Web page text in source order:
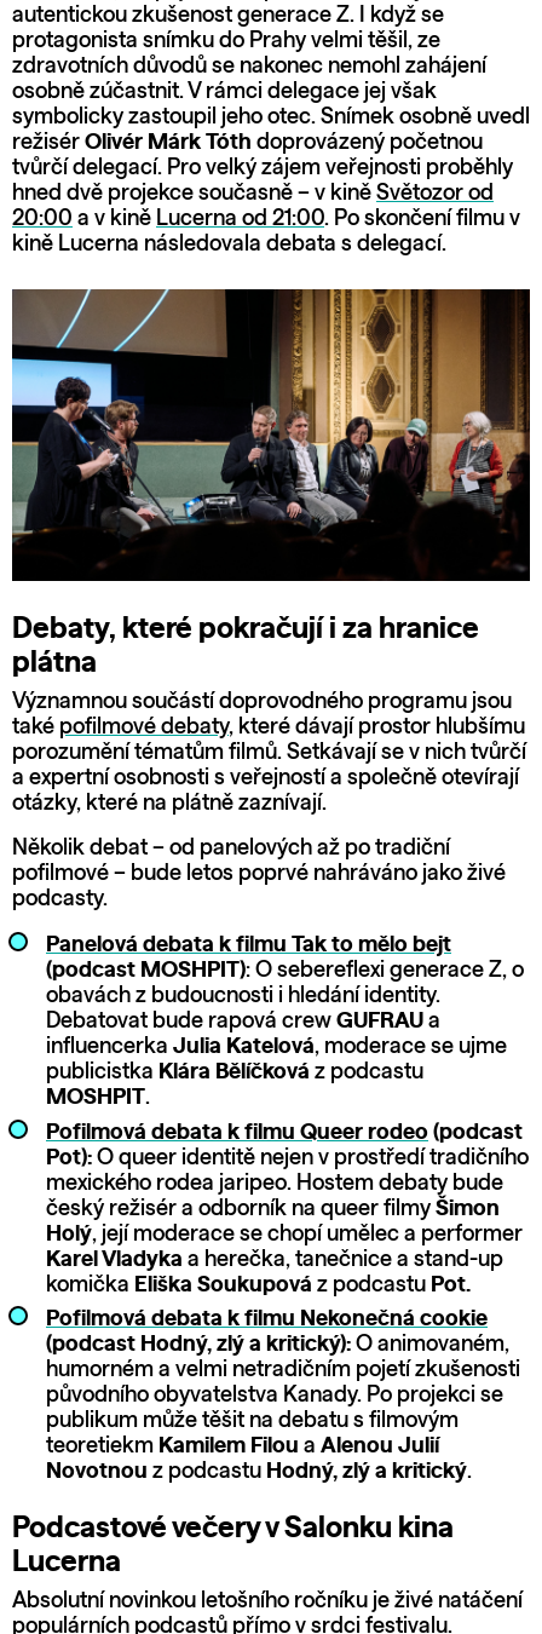
autentickou zkušenost generace Z. I když se
protagonista snímku do Prahy velmi těšil, ze
zdravotních důvodů se nakonec nemohl zahájení
osobně zúčastnit. V rámci delegace jej však
symbolicky zastoupil jeho otec. Snímek osobně uvedl
režisér Olivér Márk Tóth doprovázený početnou
tvůrčí delegací. Pro velký zájem veřejnosti proběhly
hned dvě projekce současně – v kině Světozor od
20:00 a v kině Lucerna od 21:00. Po skončení filmu v
kině Lucerna následovala debata s delegací.
Debaty, které pokračují i za hranice
plátna
Významnou součástí doprovodného programu jsou
také pofilmové debaty, které dávají prostor hlubšímu
porozumění tématům filmů. Setkávají se v nich tvůrčí
a expertní osobnosti s veřejností a společně otevírají
otázky, které na plátně zaznívají.
Několik debat – od panelových až po tradiční
pofilmové – bude letos poprvé nahráváno jako živé
podcasty.
Panelová debata k filmu Tak to mělo bejt
(podcast MOSHPIT): O sebereflexi generace Z, o
obavách z budoucnosti i hledání identity.
Debatovat bude rapová crew GUFRAU a
influencerka Julia Katelová, moderace se ujme
publicistka Klára Bělíčková z podcastu
MOSHPIT.
Pofilmová debata k filmu Queer rodeo (podcast
Pot): O queer identitě nejen v prostředí tradičního
mexického rodea jaripeo. Hostem debaty bude
český režisér a odborník na queer filmy Šimon
Holý, její moderace se chopí umělec a performer
Karel Vladyka a herečka, tanečnice a stand-up
komička Eliška Soukupová z podcastu Pot.
Pofilmová debata k filmu Nekonečná cookie
(podcast Hodný, zlý a kritický): O animovaném,
humorném a velmi netradičním pojetí zkušenosti
původního obyvatelstva Kanady. Po projekci se
publikum může těšit na debatu s filmovým
teoretiekm Kamilem Filou a Alenou Julií
Novotnou z podcastu Hodný, zlý a kritický.
Podcastové večery v Salonku kina
Lucerna
Absolutní novinkou letošního ročníku je živé natáčení
populárních podcastů přímo v srdci festivalu.